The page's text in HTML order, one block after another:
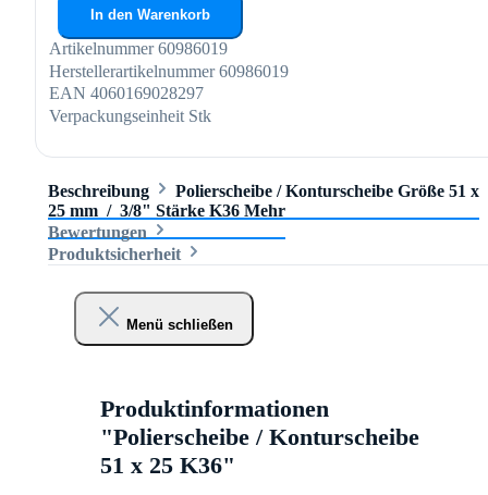
In den Warenkorb
Artikelnummer 60986019
Herstellerartikelnummer 60986019
EAN 4060169028297
Verpackungseinheit Stk
Beschreibung
Polierscheibe / Konturscheibe Größe 51 x
25 mm / 3/8" Stärke K36 Mehr
Bewertungen
Produktsicherheit
Menü schließen
Produktinformationen
"Polierscheibe / Konturscheibe
51 x 25 K36"